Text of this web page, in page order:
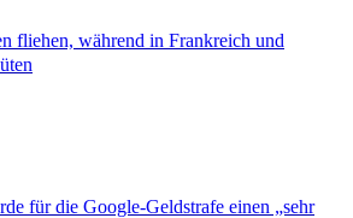
fliehen, während in Frankreich und
für die Google-Geldstrafe einen „sehr